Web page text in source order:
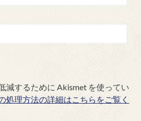
減するために Akismet を使ってい
処理方法の詳細はこちらをご覧く